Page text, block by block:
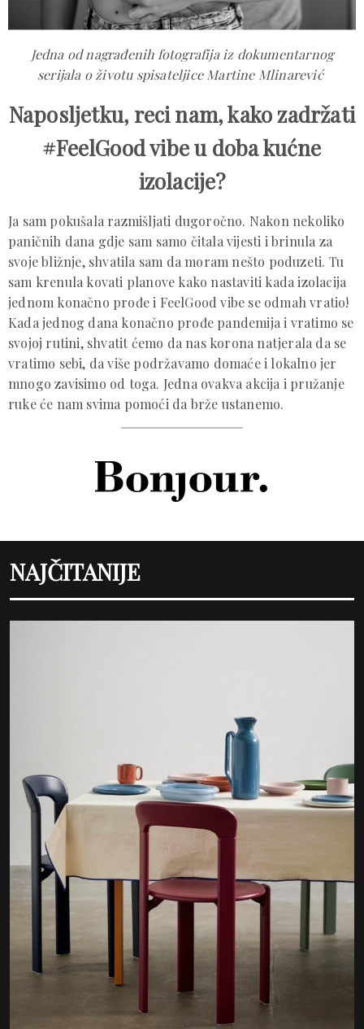
Jedna od nagrađenih fotografija iz dokumentarnog
serijala o životu spisateljice Martine Mlinarević
Naposljetku, reci nam, kako zadržati
#FeelGood vibe u doba kućne
izolacije?
Ja sam pokušala razmišljati dugoročno. Nakon nekoliko
paničnih dana gdje sam samo čitala vijesti i brinula za
svoje bližnje, shvatila sam da moram nešto poduzeti. Tu
sam krenula kovati planove kako nastaviti kada izolacija
jednom konačno prođe i FeelGood vibe se odmah vratio!
Kada jednog dana konačno prođe pandemija i vratimo se
svojoj rutini, shvatit ćemo da nas korona natjerala da se
vratimo sebi, da više podržavamo domaće i lokalno jer
mnogo zavisimo od toga. Jedna ovakva akcija i pružanje
ruke će nam svima pomoći da brže ustanemo.
NAJČITANIJE